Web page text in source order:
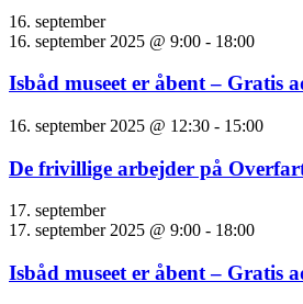
16. september
16. september 2025 @ 9:00 - 18:00
Isbåd museet er åbent – Gratis
16. september 2025 @ 12:30 - 15:00
De frivillige arbejder på
17. september
17. september 2025 @ 9:00 - 18:00
Isbåd museet er åbent – Gratis